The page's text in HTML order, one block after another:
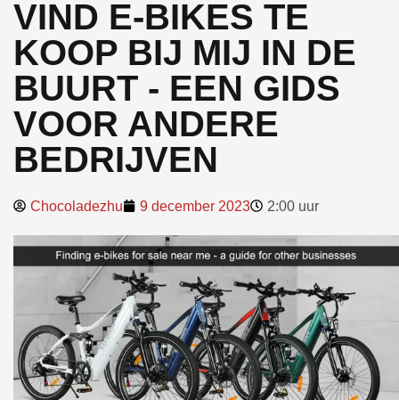
VIND E-BIKES TE
KOOP BIJ MIJ IN DE
BUURT - EEN GIDS
VOOR ANDERE
BEDRIJVEN
Chocoladezhu 9 december 2023 2:00 uur